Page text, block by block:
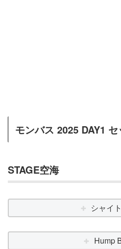
モンバス 2025 DAY1 セ
STAGE空海
シャイ
Hump